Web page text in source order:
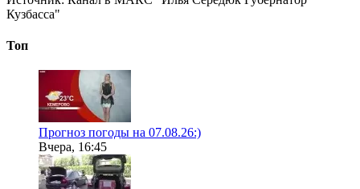
Кузбасса"
Топ
Прогноз погоды на 07.08.26:)
Вчера, 16:45